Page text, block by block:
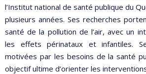
l’Institut national de santé publique du
plusieurs années. Ses recherches
santé de la pollution de l’air, avec un
les effets périnataux et infantiles.
motivées par les besoins de la santé
objectif ultime d’orienter les